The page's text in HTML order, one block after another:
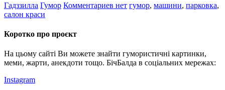
Гадззилла Гумор Комментариев нет гумор, машини, парковка,
салон краси
Коротко про проєкт
На цьому сайті Ви можете знайти гумористичні картинки,
меми, жарти, анекдоти тощо. БічБалда в соціальних мережах:
Instagram